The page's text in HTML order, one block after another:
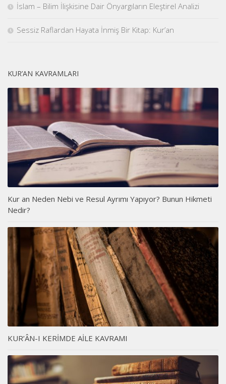
İslam – Bilim İlişkisine Dair Önyargıların Eleştirel Analizi
Sessiz Raflardan Hayata İnmiş Bir Kitap: Kur’an
KUR’AN KAVRAMLARI
Kur an Neden Nebi ve Resul Ayrımı Yapıyor? Bunun Hikmeti
Nedir?
KUR’ÂN-I KERİMDE AİLE KAVRAMI